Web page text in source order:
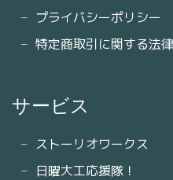
プライバシーポリシー
特定商取引に関する法
サービス
ストーリオワークス
日曜大工応援隊！